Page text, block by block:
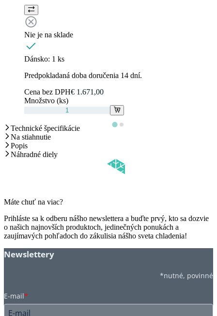
Nie je na sklade
Dánsko: 1 ks
Predpokladaná doba doručenia 14 dní.
Cena bez DPH€ 1.671,00
Množstvo (ks)
Technické špecifikácie
Na stiahnutie
Popis
Náhradné diely
Máte chuť na viac?
Prihláste sa k odberu nášho newslettera a buďte prvý, kto sa dozvie
o našich najnovších produktoch, jedinečných ponukách a
zaujímavých pohľadoch do zákulisia nášho sveta chladenia!
Newslettery
*nutné, povinné
E-mail*